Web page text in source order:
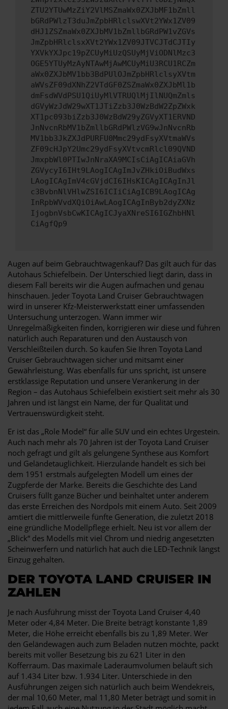
ZTU2YTUwMzZiY2VlMSZmaWx0ZXJbMF1bZmll
bGRdPWlzT3duJmZpbHRlclswXVt2YWx1ZV09
dHJ1ZSZmaWx0ZXJbMV1bZmllbGRdPW1vZGVs
JmZpbHRlclsxXVt2YWx1ZV09JTVCJTdCJTIy
YXVkYXJpc19pZCUyMiUzQSUyMjViODNlMzc3
OGE5YTUyMzAyNTAwMjAwMCUyMiU3RCU1RCZm
aWx0ZXJbMV1bb3BdPUlOJmZpbHRlclsyXVtm
aWVsZF09dXNhZ2VTdGF0ZSZmaWx0ZXJbMl1b
dmFsdWVdPSU1QiUyMlVTRUQlMjIlNUQmZmls
dGVyWzJdW29wXT1JTiZzb3J0WzBdW2ZpZWxk
XT1pc093biZzb3J0WzBdW29yZGVyXT1ERVND
JnNvcnRbMV1bZmllbGRdPWlzVG9wJnNvcnRb
MV1bb3JkZXJdPURFU0Mmc29ydFsyXVtmaWVs
ZF09cHJpY2Umc29ydFsyXVtvcmRlcl09QVND
JmxpbWl0PTIwJnNraXA9MCIsCiAgICAiaGVh
ZGVycyI6IHt9LAogICAgImJvZHkiOiBudWxs
LAogICAgImV4cGVjdCI6IHsKICAgICAgInJl
c3BvbnNlVHlwZSI6ICIiCiAgICB9LAogICAg
InRpbWVvdXQiOiAwLAogICAgInByb2dyZXNz
IjogbnVsbCwKICAgICJyaXNreSI6IGZhbHNl
CiAgfQp9
Augen auf beim Gebrauchtwagenkauf? Das gilt auch für das
Autohaus Schiefelbein. Der Unterschied liegt darin, dass in
diesem Fall bereits wir die Augen aufmachen und genau
hinschauen. Jeder Toyota Land Cruiser Gebrauchtwagen
wird in unserer Kfz-Meisterwerkstatt einer umfassenden
Untersuchung unterzogen. Wann immer wir
Unregelmäßigkeiten finden, korrigieren wir diese und führen
natürlich auch Reparaturen und den Austausch von
Verschleißteilen durch. So kaufen Sie Ihren Toyota Land
Cruiser Gebrauchtwagen sicher und mitsamt einer
Gewährleistung. Was ebenfalls für uns spricht, ist unsere
erstklassige Reputation und unsere Verankerung in der
Region – das Autohaus Schiefelbein existiert seit mehr als 30
Jahren und ist längst ein Name, der für Qualität und
Vertrauenswürdigkeit steht.
Er ist das „Role Model“ für alle SUV und ein echtes Urgestein.
Auch nach mehr als 70 Jahren ist der Toyota Land Cruiser
noch gefragt und gilt als gelungene Synthese aus Komfort
und Geländetauglichkeit. Hierzulande handelt es sich bei
dem 1951 erstmals aufgelegten Modell um eines der
Zugpferde der Marke. Bereits die Geschichte des Land
Cruisers füllt ganze Bücher und beinhaltet unter anderem
das erste Erreichen des Nordpols mit einem Auto. Seit 2009
amtiert die mittlerweile fünfte Generation, die zuletzt 2018
eine gründliche Modellpflege erhielt. Neu ist vor allem der
„Blick“ des Modells mit viel Chrom und niedrig angesetzten
Scheinwerfern und natürlich hat auch die LED-Technik längst
Einzug gehalten.
DER TOYOTA LAND CRUISER IN
ZAHLEN
Je nach Ausführung misst der Toyota Land Cruiser 4,40
Meter oder 4,84 Meter. Die Breite beträgt konstante 1,89
Meter, die Höhe erreicht ebenfalls bis zu 1,89 Meter. Wer
den Geländewagen auch zum Beladen nutzen möchte, packt
bereits mit voller Besetzung bis zu 621 Liter in den
Kofferraum. Das maximale Laderaumvolumen beläuft sich
auf 1.434 Liter bzw. 1.934 Liter. Unterschiede in den
Ausführungen zeigen sich natürlich auch beim Wendekreis,
der mal 10,60 Meter, mal 11,80 Meter beträgt und somit in